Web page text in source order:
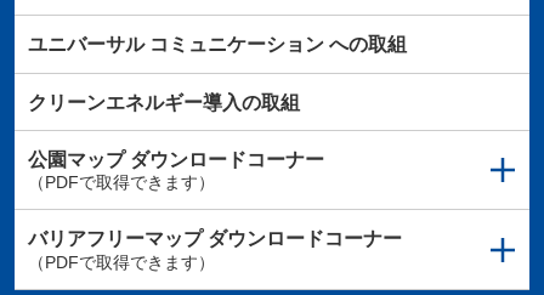
ユニバーサルコミュニケーションへの取組
クリーンエネルギー導入の取組
公園マップダウンロードコーナー
（PDFで取得できます）
バリアフリーマップダウンロードコーナー
（PDFで取得できます）